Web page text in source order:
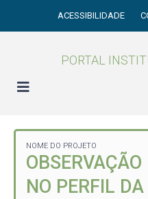
ACESSIBILIDADE
PORTAL
NOME DO PROJETO
NO PERFIL